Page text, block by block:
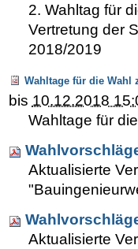
2. Wahltag für
Vertretung der
2018/2019
Wahltage für die Wahl
bis 10.12.2018
Wahltage für
Aktualisierte
Aktualisierte